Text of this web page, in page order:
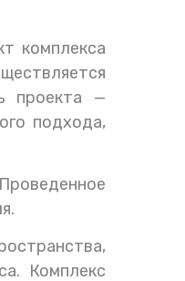
комплекса
проекта —
подхода,
Комплекс